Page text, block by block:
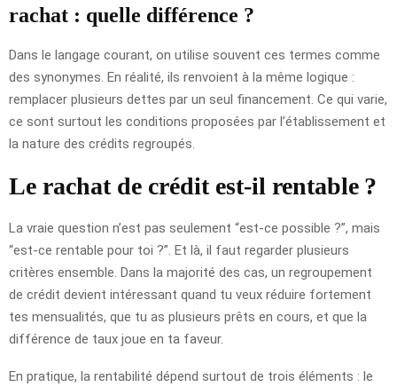
rachat : quelle différence ?
Dans le langage courant, on utilise souvent ces termes comme
des synonymes. En réalité, ils renvoient à la même logique :
remplacer plusieurs dettes par un seul financement. Ce qui varie,
ce sont surtout les conditions proposées par l’établissement et
la nature des crédits regroupés.
Le rachat de crédit est-il rentable ?
La vraie question n’est pas seulement “est-ce possible ?”, mais
“est-ce rentable pour toi ?”. Et là, il faut regarder plusieurs
critères ensemble. Dans la majorité des cas, un regroupement
de crédit devient intéressant quand tu veux réduire fortement
tes mensualités, que tu as plusieurs prêts en cours, et que la
différence de taux joue en ta faveur.
En pratique, la rentabilité dépend surtout de trois éléments : le